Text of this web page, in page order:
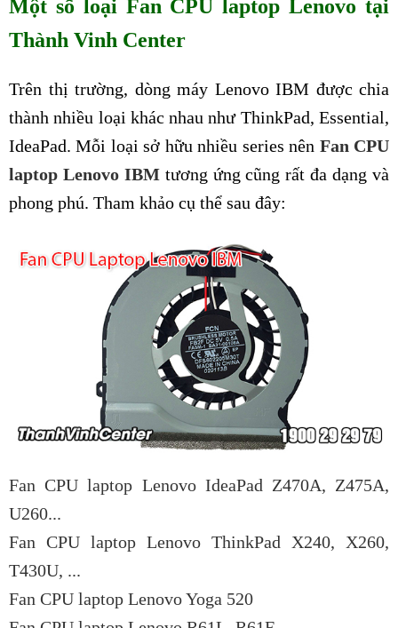
Một số loại Fan CPU laptop Lenovo tại
Thành Vinh Center
Trên thị trường, dòng máy Lenovo IBM được chia
thành nhiều loại khác nhau như ThinkPad, Essential,
IdeaPad. Mỗi loại sở hữu nhiều series nên Fan CPU
laptop Lenovo IBM tương ứng cũng rất đa dạng và
phong phú. Tham khảo cụ thể sau đây:
Fan CPU laptop Lenovo IdeaPad Z470A, Z475A,
U260...
Fan CPU laptop Lenovo ThinkPad X240, X260,
T430U, ...
Fan CPU laptop Lenovo Yoga 520